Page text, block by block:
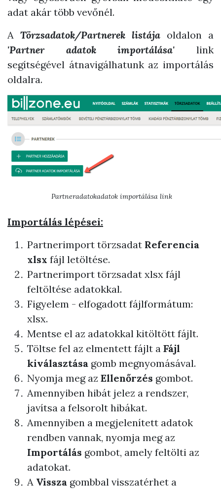
adat akár több vevőnél.
A Törzsadatok/Partnerek listája oldalon a
'Partner adatok importálása' link
segítségével átnavigálhatunk az importálás
oldalra.
Partneradatokadatok importálása link
Importálás lépései:
Partnerimport törzsadat Referencia
xlsx fájl letöltése.
Partnerimport törzsadat xlsx fájl
feltöltése adatokkal.
Figyelem - elfogadott fájlformátum:
xlsx.
Mentse el az adatokkal kitöltött fájlt.
Töltse fel az elmentett fájlt a Fájl
kiválasztása gomb megnyomásával.
Nyomja meg az Ellenőrzés gombot.
Amennyiben hibát jelez a rendszer,
javítsa a felsorolt hibákat.
Amennyiben a megjelenített adatok
rendben vannak, nyomja meg az
Importálás gombot, amely feltölti az
adatokat.
A Vissza gombbal visszatérhet a